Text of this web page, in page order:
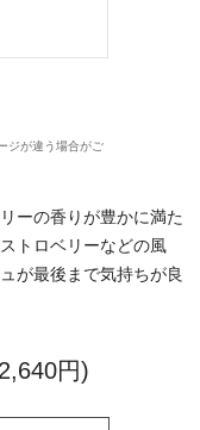
ジが違う場合がご
ーの香りが豊かに満た
トロベリーなどの風
が最後まで気持ちが良
円)